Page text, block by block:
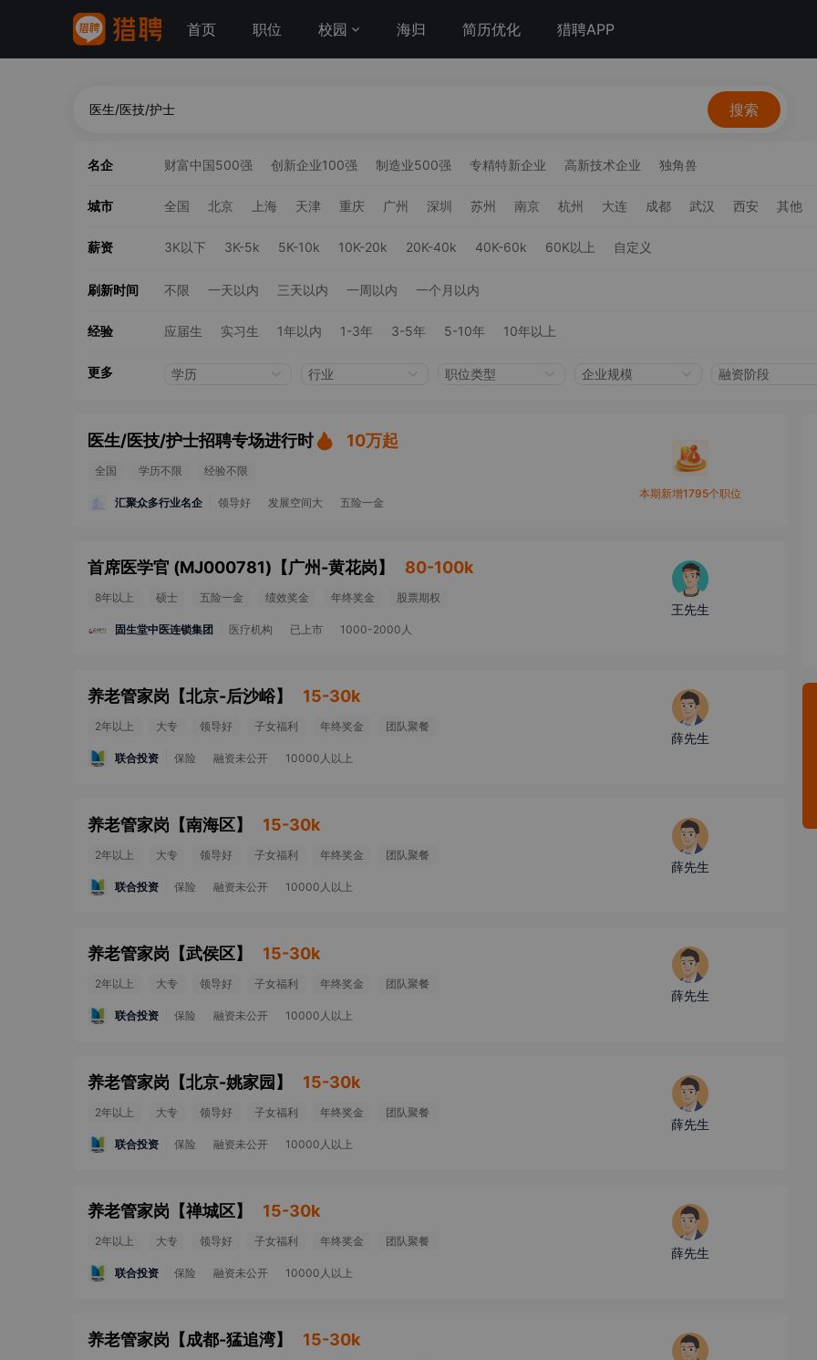
首页 职位 校园 海归 简历优化 猎聘APP
搜索
名企 财富中国500强 创新企业100强 制造业500强 专精特新企业 高新技术企业 独角兽
城市 全国 北京 上海 天津 重庆 广州 深圳 苏州 南京 杭州 大连 成都 武汉 西安 其他
薪资 3K以下 3K-5k 5K-10k 10K-20k 20K-40k 40K-60k 60K以上 自定义
刷新时间 不限 一天以内 三天以内 一周以内 一个月以内
经验 应届生 实习生 1年以内 1-3年 3-5年 5-10年 10年以上
更多 学历 行业 职位类型 企业规模 融资阶段
医生/医技/护士招聘专场进行时 10万起
全国 学历不限 经验不限
汇聚众多行业名企 领导好 发展空间大 五险一金
本期新增1795个职位
首席医学官 (MJ000781) 【广州-黄花岗】 80-100k
8年以上 硕士 五险一金 绩效奖金 年终奖金 股票期权
固生堂中医连锁集团 医疗机构 已上市 1000-2000人
王先生
养老管家岗 【北京-后沙峪】 15-30k
2年以上 大专 领导好 子女福利 年终奖金 团队聚餐
联合投资 保险 融资未公开 10000人以上
薛先生
养老管家岗 【南海区】 15-30k
2年以上 大专 领导好 子女福利 年终奖金 团队聚餐
联合投资 保险 融资未公开 10000人以上
薛先生
养老管家岗 【武侯区】 15-30k
2年以上 大专 领导好 子女福利 年终奖金 团队聚餐
联合投资 保险 融资未公开 10000人以上
薛先生
养老管家岗 【北京-姚家园 】 15-30k
2年以上 大专 领导好 子女福利 年终奖金 团队聚餐
联合投资 保险 融资未公开 10000人以上
薛先生
养老管家岗 【禅城区】 15-30k
2年以上 大专 领导好 子女福利 年终奖金 团队聚餐
联合投资 保险 融资未公开 10000人以上
薛先生
养老管家岗 【成都-猛追湾】 15-30k